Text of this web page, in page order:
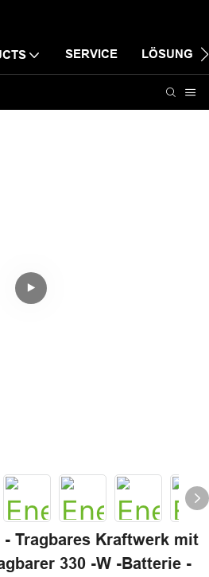
SERVICE LÖSUNG
- Tragbares Kraftwerk mit
330 -W -Batterie -